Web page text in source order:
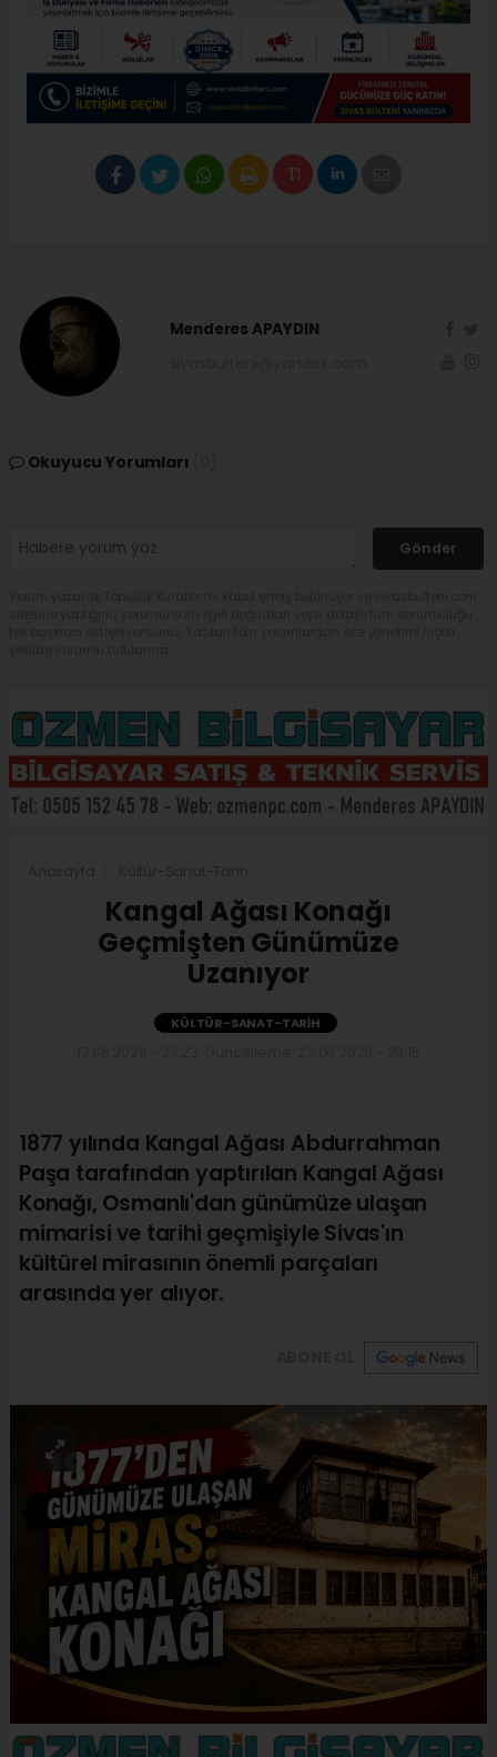
Menderes APAYDIN
Okuyucu Yorumları
Gönder
Kangal Ağası Konağı
Geçmişten Günümüze
Uzanıyor
KÜLTÜR-SANAT-TARIH
1877 yılında Kangal Ağası Abdurrahman
Paşa tarafından yaptırılan Kangal Ağası
Konağı, Osmanlı'dan günümüze ulaşan
mimarisi ve tarihi geçmişiyle Sivas'ın
kültürel mirasının önemli parçaları
arasında yer alıyor.